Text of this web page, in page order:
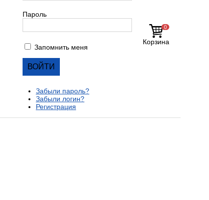
0
Корзина
Пароль
Запомнить меня
Забыли пароль?
Забыли логин?
Регистрация